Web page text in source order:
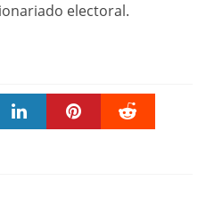
electoral.